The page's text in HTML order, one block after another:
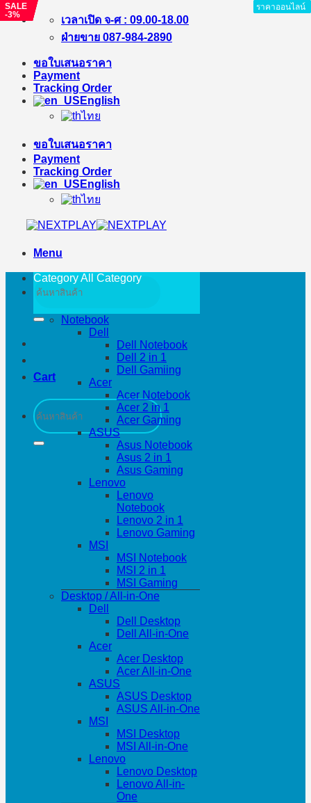
Skip
เวลาเปิด จ-ศ : 09.00-18.00
ฝ่ายขาย 087-984-2890
ขอใบเสนอราคา
Payment
Tracking Order
English
ไทย
ขอใบเสนอราคา
Payment
Tracking Order
English
ไทย
Menu
Search
for:
Cart
Search
for:
Category All Category
Notebook
Dell
Dell Notebook
Dell 2 in 1
Dell Gamiing
Acer
Acer Notebook
Acer 2 in 1
Acer Gaming
ASUS
Asus Notebook
Asus 2 in 1
Asus Gaming
Lenovo
Lenovo
Notebook
Lenovo 2 in 1
Lenovo Gaming
MSI
MSI Notebook
MSI 2 in 1
MSI Gaming
Desktop / All-in-One
Dell
Dell Desktop
Dell All-in-One
Acer
Acer Desktop
Acer All-in-One
ASUS
ASUS Desktop
ASUS All-in-One
MSI
MSI Desktop
MSI All-in-One
Lenovo
Lenovo Desktop
Lenovo All-in-
One
ราคาออนไลน์
ราคาออนไลน์
SALE
-6%
ราคาออนไลน์
SALE
-5%
ราคาออนไลน์
SALE
-2%
ราคาออนไลน์
SALE
-3%